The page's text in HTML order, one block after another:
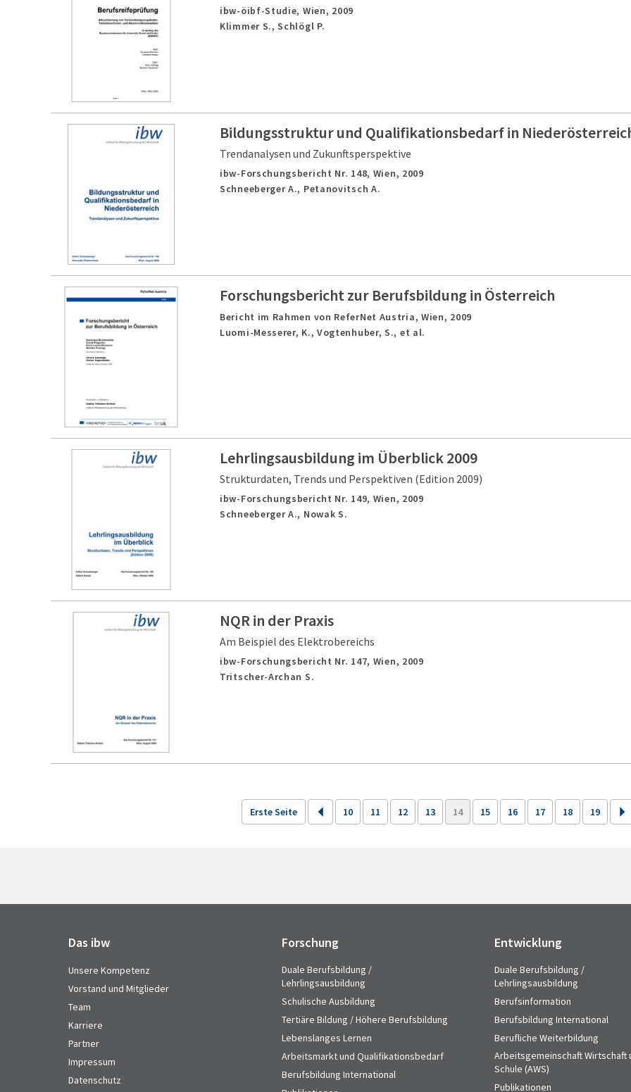
ibw-öibf-Studie, Wien, 2009
Klimmer S., Schlögl P.
Bildungsstruktur und Qualifikationsbedarf in
Trendanalysen und Zukunftsperspektive
ibw-Forschungsbericht Nr. 148, Wien, 2009
Schneeberger A., Petanovitsch A.
Forschungsbericht zur Berufsbildung in Österreich
Bericht im Rahmen von ReferNet Austria, Wien, 2009
Luomi-Messerer, K., Vogtenhuber, S., et al.
Lehrlingsausbildung im Überblick 2009
Strukturdaten, Trends und Perspektiven (Edition 2009)
ibw-Forschungsbericht Nr. 149, Wien, 2009
Schneeberger A., Nowak S.
NQR in der Praxis
Am Beispiel des Elektrobereichs
ibw-Forschungsbericht Nr. 147, Wien, 2009
Tritscher-Archan S.
Erste Seite 10 11 12 13 14 15 16 17 18 19
Das ibw
Unsere Kompetenz
Vorstand und Mitglieder
Team
Karriere
Partner
Impressum
Datenschutz
Forschung
Duale Berufsbildung /
Lehrlingsausbildung
Schulische Ausbildung
Tertiäre Bildung / Höhere Berufsbildung
Lebenslanges Lernen
Arbeitsmarkt und Qualifikationsbedarf
Berufsbildung International
Entwicklung
Duale Berufsbildung /
Lehrlingsausbildung
Berufsinformation
Berufsbildung International
Berufliche Weiterbildung
Arbeitsgemeinschaft Wirtschaft
Schule (AWS)
Publikationen